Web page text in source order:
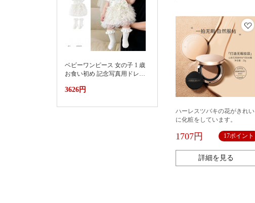
ベビーワンピース 女の子 1 歳
お食い初め 記念写真用ドレス
周礼服裙子婴儿夏装连衣裙蛋
3626円
ハーレスツバキの花がきれい
に化粧をしています。
1707円 17ポイント
詳細を見る